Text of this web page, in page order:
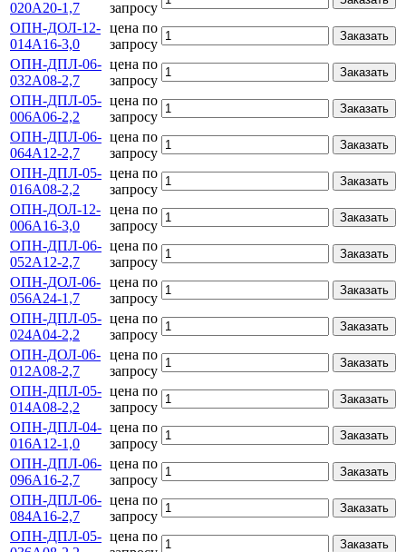
020А20-1,7 запросу
ОПН-ДОЛ-12-
014А16-3,0
цена по
запросу
Заказать
ОПН-ДПЛ-06-
032А08-2,7
цена по
запросу
Заказать
ОПН-ДПЛ-05-
006А06-2,2
цена по
запросу
Заказать
ОПН-ДПЛ-06-
064А12-2,7
цена по
запросу
Заказать
ОПН-ДПЛ-05-
016А08-2,2
цена по
запросу
Заказать
ОПН-ДОЛ-12-
006А16-3,0
цена по
запросу
Заказать
ОПН-ДПЛ-06-
052А12-2,7
цена по
запросу
Заказать
ОПН-ДОЛ-06-
056А24-1,7
цена по
запросу
Заказать
ОПН-ДПЛ-05-
024А04-2,2
цена по
запросу
Заказать
ОПН-ДОЛ-06-
012А08-2,7
цена по
запросу
Заказать
ОПН-ДПЛ-05-
014А08-2,2
цена по
запросу
Заказать
ОПН-ДПЛ-04-
016А12-1,0
цена по
запросу
Заказать
ОПН-ДПЛ-06-
096А16-2,7
цена по
запросу
Заказать
ОПН-ДПЛ-06-
084А16-2,7
цена по
запросу
Заказать
ОПН-ДПЛ-05- цена по
Заказать